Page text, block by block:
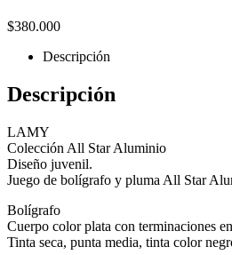
$380.000
Descripción
Descripción
LAMY
Colección All Star Aluminio
Diseño juvenil.
Juego de bolígrafo y pluma All Star
Bolígrafo
Cuerpo color plata con terminaciones
Tinta seca, punta media, tinta color